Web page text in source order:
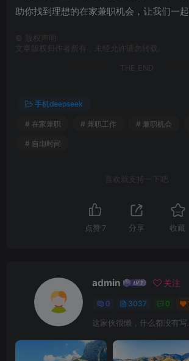
助你找到理想的在家兼职机会，让我们一起
©
版权声明
文章版权归作者所有，未经允许请勿转载。
THE END
手机deepseek
# 在家兼职 # 兼职工作 # 兼职机会
# 自由时间
喜欢就支持一下吧
点赞 7 分享 收藏
admin 关注
0 3037 0
这家伙很懒，什么都没有写